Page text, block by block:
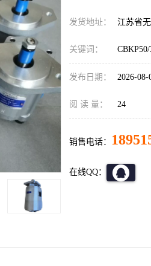
发货地址： 江苏省
关键词：
发布日期： 2026-08-
阅 读 量： 24
销售电话：
在线QQ：